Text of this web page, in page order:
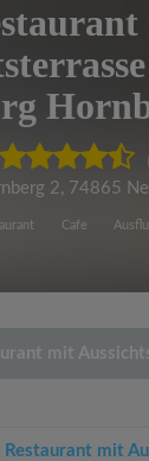
2, 74865
Cafe
mit
Restaurant mit